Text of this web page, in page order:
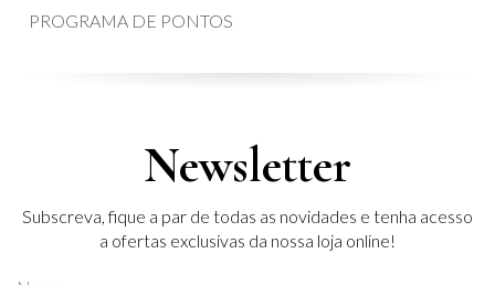
PROGRAMA DE PONTOS
Newsletter
Subscreva, fique a par de todas as novidades e tenha acesso
a ofertas exclusivas da nossa loja online!